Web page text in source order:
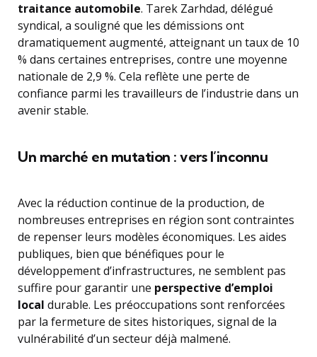
traitance automobile. Tarek Zarhdad, délégué
syndical, a souligné que les démissions ont
dramatiquement augmenté, atteignant un taux de 10
% dans certaines entreprises, contre une moyenne
nationale de 2,9 %. Cela reflète une perte de
confiance parmi les travailleurs de l’industrie dans un
avenir stable.
Un marché en mutation : vers l’inconnu
Avec la réduction continue de la production, de
nombreuses entreprises en région sont contraintes
de repenser leurs modèles économiques. Les aides
publiques, bien que bénéfiques pour le
développement d’infrastructures, ne semblent pas
suffire pour garantir une perspective d’emploi
local durable. Les préoccupations sont renforcées
par la fermeture de sites historiques, signal de la
vulnérabilité d’un secteur déjà malmené.